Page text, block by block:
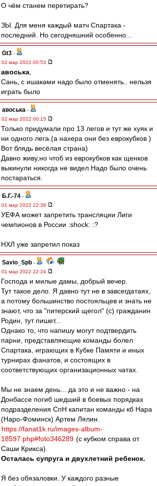
О чём станем перетирать?
ЗЫ. Для меня каждый матч Спартака -
последний. Но сегодняшний особенно...
Gt3 -
02 мар 2022 00:53
авоська
Сань, с ишаками надо было отменять.. нельзя
играть было
авоська -
02 мар 2022 00:15
Только придумали про 13 легов и тут же хуяк и
ни одного лега.(а нахера они без еврокубков )
Вот блядь весёлая страна)
Давно живу,но чтоб из еврокубков как щенков
выкинули никогда не видел.Надо было очень
постараться.
Б.Г.-74 -
01 мар 2022 22:39
УЕФА может запретить трансляции Лиги
чемпионов в России :shock: :?
НХЛ уже запретил показ
Savio_Spb -
01 мар 2022 22:24
Господа и милые дамы, добрый вечер.
Тут такое дело. Я давно тут не в завсегдатаях,
а потому большинство постояльцев и знать не
знают, что за "питерский щегол" (с) гражданин
Родин, тут пишет...
Однако то, что напишу могут подтвердить
парни, представляющие команды болел
Спартака, играющих в Кубке Памяти и иных
турнирах фанатов, и состоящих в
соответствующих организационных чатах.
Мы не знаем день... да это и не важно - на
Донбассе погиб шедший в боевых порядках
подразделения СпН капитан команды кб Нара
(Наро-Фоминск) Артем Лялин.
https://fanat1k.ru/images-album-
18597.php#foto346289 (с кубком справа от
Саши Крикса).
Осталась супруга и двухлетний ребенок.
Я без обязаловки. У каждого разные